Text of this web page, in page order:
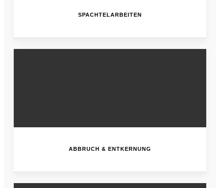
SPACHTELARBEITEN
ABBRUCH & ENTKERNUNG